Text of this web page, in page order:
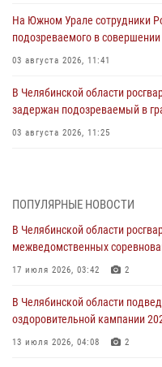
На Южном Урале сотрудники
подозреваемого в совершении
03 августа 2026, 11:41
В Челябинской области
задержан подозреваемый в
03 августа 2026, 11:25
03 августа 2026, 09:22 1
Авиация Росгвардии
Донецкой Народной
31 июля 2026, 11:33
Росгвардия обеспечивает
направлении
31 июля 2026, 11:32
ПОПУЛЯРНЫЕ НОВОСТИ
В Челябинской области
межведомственных
17 июля 2026, 03:42 2
В Челябинской области
оздоровительной кампании
13 июля 2026, 04:08 2